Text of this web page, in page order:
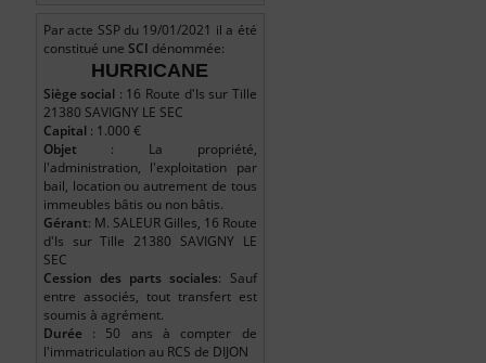
Par acte SSP du 19/01/2021 il a été
constitué une SCI dénommée:
HURRICANE
Siège social : 16 Route d'Is sur Tille
21380 SAVIGNY LE SEC
Capital: 1.000 €
Objet : La propriété,
l'administration, l'exploitation par
bail, location ou autrement de tous
immeubles bâtis ou non bâtis.
Gérant: M. SALEUR Gilles, 16 Route
d'Is sur Tille 21380 SAVIGNY LE
SEC
Cession des parts sociales: Sauf
entre associés, tout transfert est
soumis à agrément.
Durée : 50 ans à compter de
l'immatriculation au RCS de DIJON